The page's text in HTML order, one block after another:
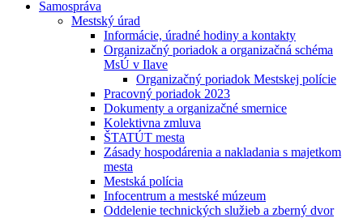
Samospráva
Mestský úrad
Informácie, úradné hodiny a kontakty
Organizačný poriadok a organizačná schéma
MsÚ v Ilave
Organizačný poriadok Mestskej polície
Pracovný poriadok 2023
Dokumenty a organizačné smernice
Kolektivna zmluva
ŠTATÚT mesta
Zásady hospodárenia a nakladania s majetkom
mesta
Mestská polícia
Infocentrum a mestské múzeum
Oddelenie technických služieb a zberný dvor